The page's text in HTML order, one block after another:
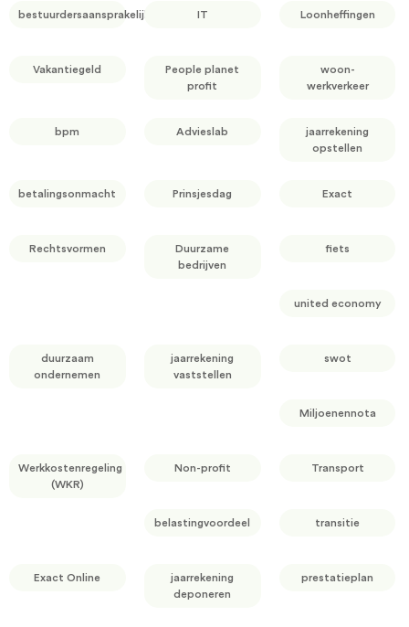
bestuurdersaansprakelijkheid IT Loonheffingen
Vakantiegeld
People planet
profit
woon-
werkverkeer
bpm Advieslab
jaarrekening
opstellen
betalingsonmacht Prinsjesdag Exact
Rechtsvormen
Duurzame
bedrijven
fiets
united economy
duurzaam
ondernemen
jaarrekening
vaststellen
swot
Miljoenennota
Werkkostenregeling
(WKR)
Non-profit Transport
belastingvoordeel transitie
Exact Online
jaarrekening
deponeren
prestatieplan